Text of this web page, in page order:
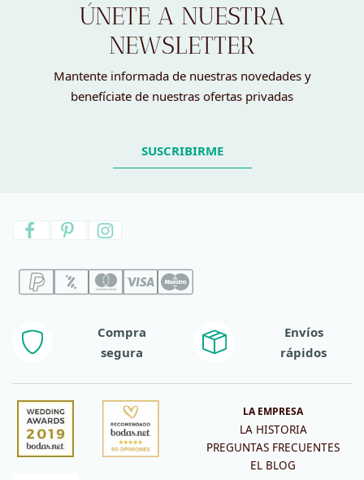
ÚNETE A NUESTRA
NEWSLETTER
Mantente informada de nuestras novedades y
benefíciate de nuestras ofertas privadas
SUSCRIBIRME
Compra
segura
Envíos
rápidos
LA EMPRESA
LA HISTORIA
PREGUNTAS FRECUENTES
EL BLOG